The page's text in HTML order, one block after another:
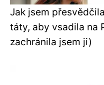
Jak jsem
táty, aby vsadila na
zachránila jsem ji)